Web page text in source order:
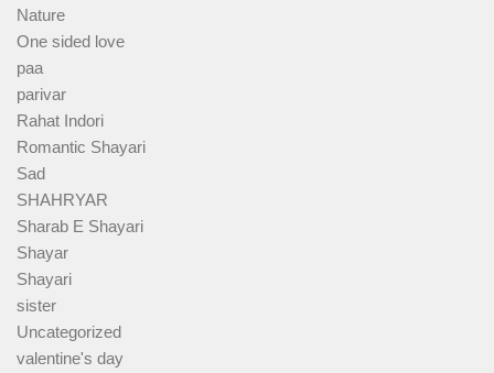
Nature
One sided love
paa
parivar
Rahat Indori
Romantic Shayari
Sad
SHAHRYAR
Sharab E Shayari
Shayar
Shayari
sister
Uncategorized
valentine's day